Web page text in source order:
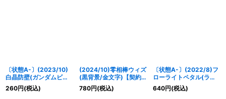
〔状態A-〕(2023/10)
白晶防壁(ガンダムビル
ドファイターズ)【C】
{BS52-RV008}《白》
260円(税込)
(2024/10)零相棒ウィズ
(黒背景/金文字)【契約
X】{BS64-CX03}
《白》
780円(税込)
〔状態A-〕(2022/8)フ
ローライトペタル(ライ
ムイラスト)【C】
{BS58-082}《黄》
640円(税込)